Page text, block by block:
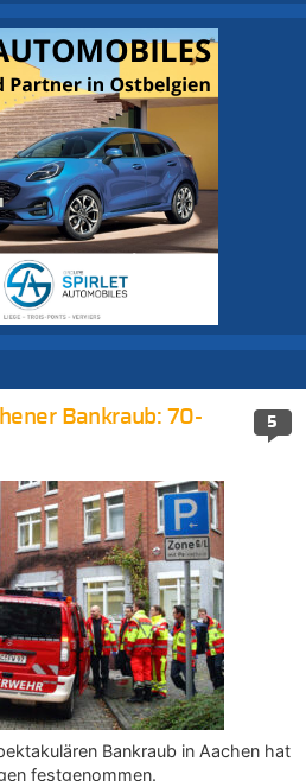
5
Bankraub: 70-
Bankraub in Aachen hat
festgenommen.